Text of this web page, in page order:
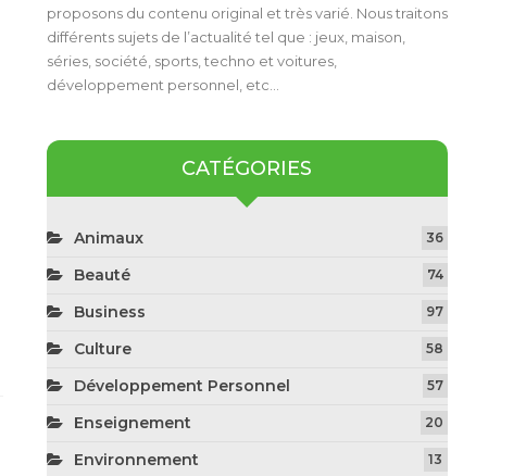
proposons du contenu original et très varié. Nous traitons
différents sujets de l’actualité tel que : jeux, maison,
séries, société, sports, techno et voitures,
développement personnel, etc…
CATÉGORIES
Animaux 36
Beauté 74
Business 97
Culture 58
Développement Personnel 57
Enseignement 20
Environnement 13